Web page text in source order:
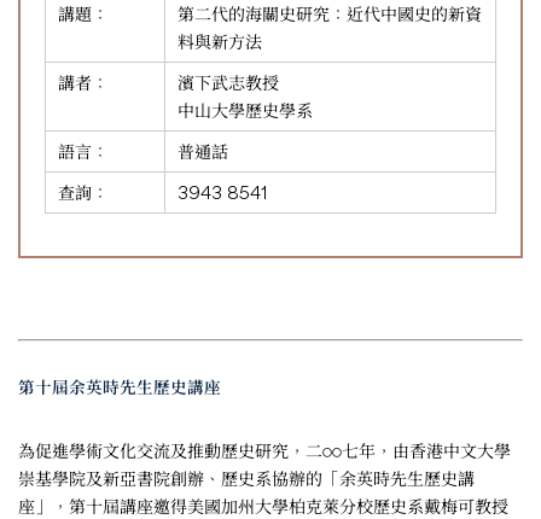
講題：
第二代的海關史研究：近代中國史的新資
料與新方法
講者：
濱下武志教授
中山大學歷史學系
語言：
普通話
查詢：
3943 8541
第十屆余英時先生歷史講座
為促進學術文化交流及推動歷史研究，二○○七年，由香港中文大學
崇基學院及新亞書院創辦、歷史系協辦的「余英時先生歷史講
座」，第十屆講座邀得美國加州大學柏克萊分校歷史系戴梅可教授